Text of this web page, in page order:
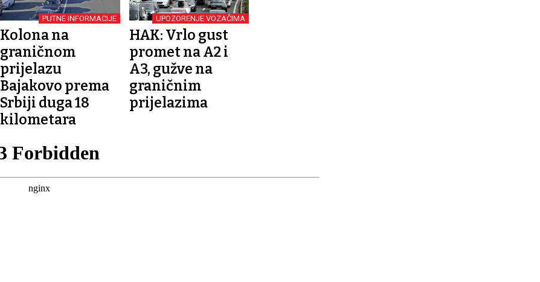
PUTNE INFORMACIJE
Kolona na
graničnom
prijelazu
Bajakovo prema
Srbiji duga 18
kilometara
UPOZORENJE VOZAČIMA
HAK: Vrlo gust
promet na A2 i
A3, gužve na
graničnim
prijelazima